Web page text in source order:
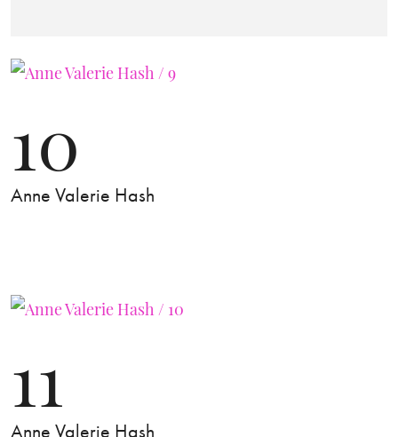
10
Anne Valerie Hash
11
Anne Valerie Hash